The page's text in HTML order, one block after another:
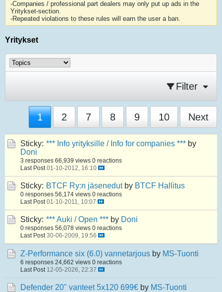
-Companies / professional part dealers may only put up ads in the
Yritykset-section.
-Repeated violations to these rules will earn the user a ban.
Yritykset
Filter
1 2 7 8 9 10 Next
Sticky: *** Info yrityksille / Info for companies *** by
Doni
3 responses 66,939 views 0 reactions
Last Post 01-10-2012, 16:10
Sticky: BTCF Ry:n jäsenedut by BTCF Hallitus
0 responses 56,174 views 0 reactions
Last Post 01-10-2011, 10:07
Sticky: *** Auki / Open *** by Doni
0 responses 56,078 views 0 reactions
Last Post 30-06-2009, 19:56
Z-Performance six (6.0) vannetarjous by MS-Tuonti
6 responses 24,662 views 0 reactions
Last Post 12-05-2026, 22:37
Defender 20" vanteet 5x120 699€ by MS-Tuonti